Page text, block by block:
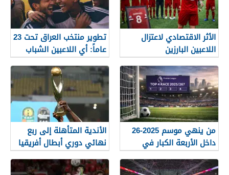
الأثر الاقتصادي لاعتزال
اللاعبين البارزين
تطوير منتخب العراق تحت 23
عاماً: أي اللاعبين الشباب
جاهزون للاختراق الدولي؟
من ينهي موسم 2025-26
داخل الأربعة الكبار في
الدوري الإنجليزي؟
الأندية المتأهلة إلى ربع
نهائي دوري أبطال أفريقيا
2026 قبل الجولة الأخيرة من
دور المجموعات